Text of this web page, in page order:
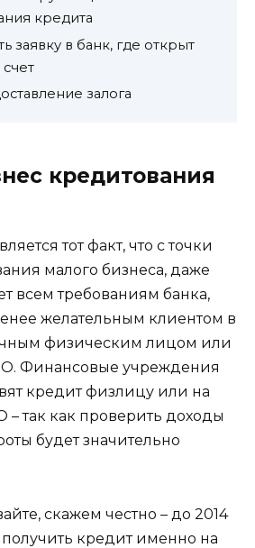
кредита
заявку в банк, где открыт
залога
кредитования
тот факт, что с точки
малого бизнеса, даже
всем требованиям банка,
желательным клиентом в
физическим лицом или
Финансовые учреждения
кредит физлицу или на
так как проверить доходы
будет значительно
скажем честно – до 2014
кредит именно на